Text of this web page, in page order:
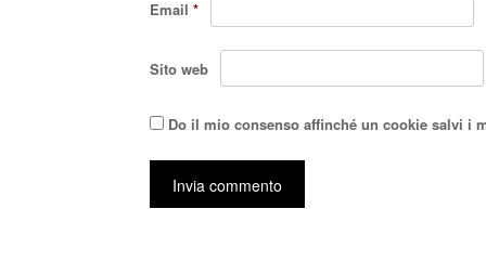
Email *
Sito web
Do il mio consenso affinché un cookie salvi i